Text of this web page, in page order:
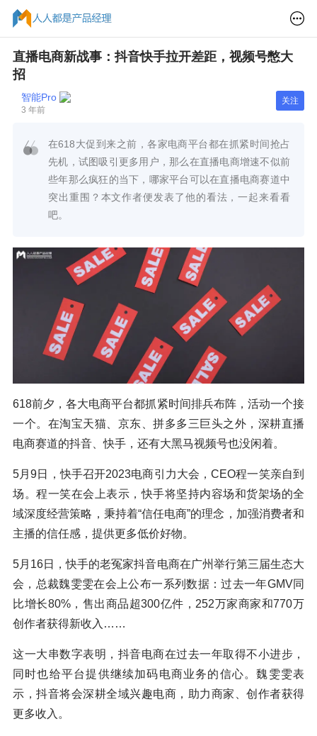
直播电商新战事：抖音快手拉开差距，视频号憋大
招
智能Pro
3 年前
关注
在618大促到来之前，各家电商平台都在抓紧时间抢占
先机，试图吸引更多用户，那么在直播电商增速不似前
些年那么疯狂的当下，哪家平台可以在直播电商赛道中
突出重围？本文作者便发表了他的看法，一起来看看
吧。
618前夕，各大电商平台都抓紧时间排兵布阵，活动一个接
一个。在淘宝天猫、京东、拼多多三巨头之外，深耕直播
电商赛道的抖音、快手，还有大黑马视频号也没闲着。
5月9日，快手召开2023电商引力大会，CEO程一笑亲自到
场。程一笑在会上表示，快手将坚持内容场和货架场的全
域深度经营策略，秉持着“信任电商”的理念，加强消费者和
主播的信任感，提供更多低价好物。
5月16日，快手的老冤家抖音电商在广州举行第三届生态大
会，总裁魏雯雯在会上公布一系列数据：过去一年GMV同
比增长80%，售出商品超300亿件，252万家商家和770万
创作者获得新收入……
这一大串数字表明，抖音电商在过去一年取得不小进步，
同时也给平台提供继续加码电商业务的信心。魏雯雯表
示，抖音将会深耕全域兴趣电商，助力商家、创作者获得
更多收入。